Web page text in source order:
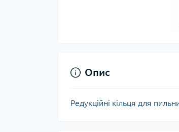
Опис
Редукційні кільця для